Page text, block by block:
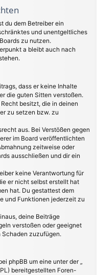
du dem Betreiber ein
und unentgeltliches
zu nutzen.
a bleibt auch nach
dass er keine Inhalte
die guten Sitten verstoßen.
besitzt, die in deinen
zu setzen bzw. zu
aus. Bei Verstößen gegen
im Board veröffentlichten
zeitweise oder
ausschließen und dir ein
keine Verantwortung für
er nicht selbst erstellt hat
hat. Du gestattest dem
und Funktionen jederzeit zu
deine Beiträge
verstoßen oder geeignet
Schaden zuzufügen.
phpBB um eine unter der „
bereitgestellten Foren-